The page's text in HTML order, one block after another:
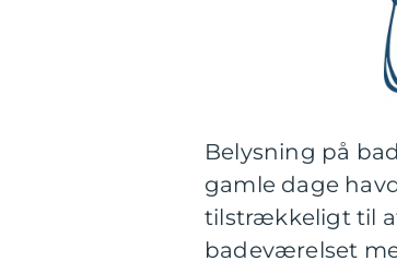
Belysning på
gamle dage
tilstrækkeligt til
badeværelset